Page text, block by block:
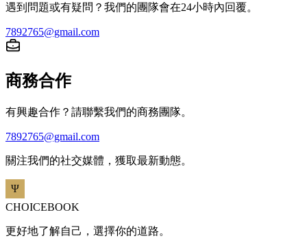
遇到問題或有疑問？我們的團隊會在24小時內回覆。
7892765@gmail.com
商務合作
有興趣合作？請聯繫我們的商務團隊。
7892765@gmail.com
關注我們的社交媒體，獲取最新動態。
CHOICEBOOK
更好地了解自己，選擇你的道路。